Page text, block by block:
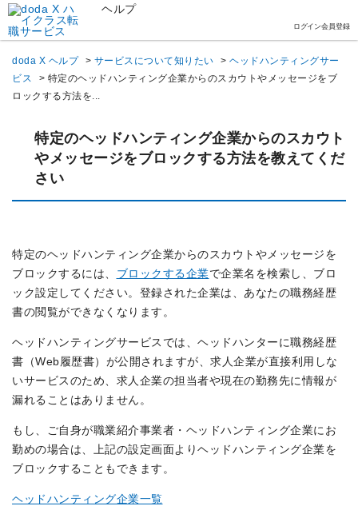
ヘルプ
ログイン会員登録
doda X ヘルプ > サービスについて知りたい > ヘッドハンティングサー
ビス
> 特定のヘッドハンティング企業からのスカウトやメッセージをブ
ロックする方法を...
特定のヘッドハンティング企業からのスカウト
やメッセージをブロックする方法を教えてくだ
さい
特定のヘッドハンティング企業からのスカウトやメッセージを
ブロックするには、 ブロックする企業で企業名を検索し、ブロ
ック設定してください。登録された企業は、あなたの職務経歴
書の閲覧ができなくなります。
ヘッドハンティングサービスでは、ヘッドハンターに職務経歴
書（Web履歴書）が公開されますが、求人企業が直接利用しな
いサービスのため、求人企業の担当者や現在の勤務先に情報が
漏れることはありません。
もし、ご自身が職業紹介事業者・ヘッドハンティング企業にお
勤めの場合は、上記の設定画面よりヘッドハンティング企業を
ブロックすることもできます。
ヘッドハンティング企業一覧